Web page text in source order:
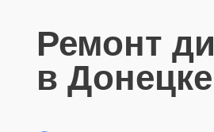
Ремонт
в Донецке